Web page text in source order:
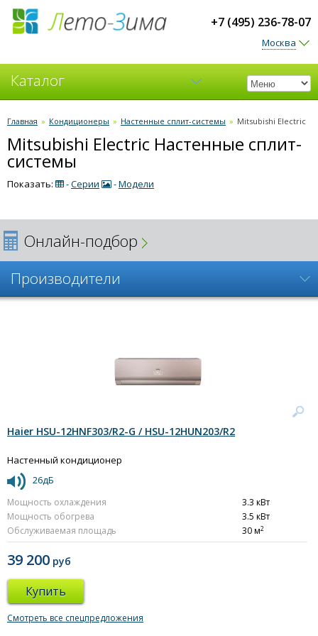
+7 (495) 236-78-07
Москва
Каталог
Кондиционеры
Вентиляция
Главная » Кондиционеры » Настенные сплит-системы » Mitsubishi Electric
Mitsubishi Electric Настенные сплит-
системы
Показать: -Серии -Модели
Онлайн-подбор
Производители
Haier HSU-12HNF303/R2-G / HSU-12HUN203/R2
Настенный кондиционер
26дБ
Мощность охлаждения
3.3 кВт
Мощность обогрева
3.5 кВт
Обслуживаемая площадь
30 м2
39 200 руб
Купить
Смотреть все спецпредложения